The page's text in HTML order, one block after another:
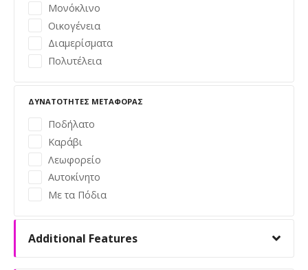
Μονόκλινο
Οικογένεια
Διαμερίσματα
Πολυτέλεια
ΔΥΝΑΤΌΤΗΤΕΣ ΜΕΤΑΦΟΡΆΣ
Ποδήλατο
Καράβι
Λεωφορείο
Αυτοκίνητο
Με τα Πόδια
Additional Features